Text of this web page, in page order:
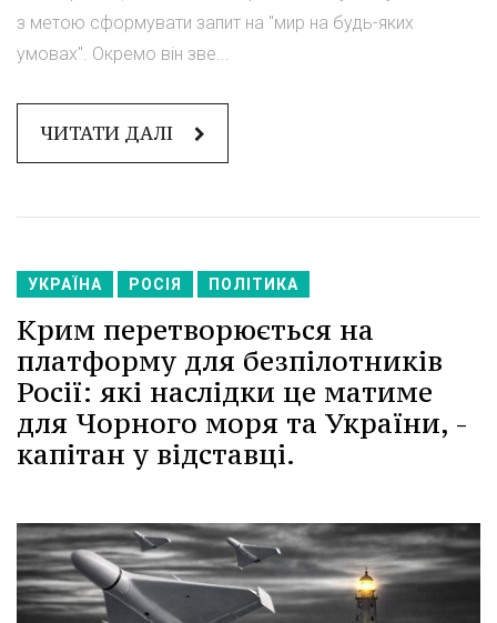
з метою сформувати запит на "мир на будь-яких
умовах". Окремо він зве...
ЧИТАТИ ДАЛІ
УКРАЇНА РОСІЯ ПОЛІТИКА
Крим перетворюється на
платформу для безпілотників
Росії: які наслідки це матиме
для Чорного моря та України, -
капітан у відставці.